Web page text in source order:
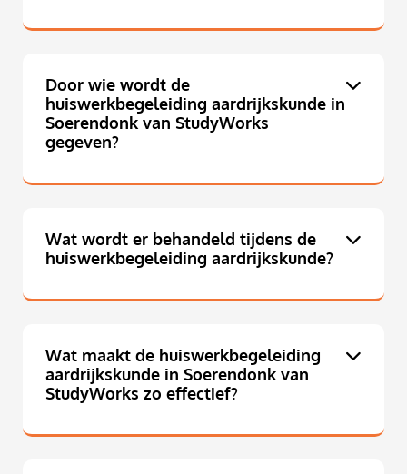
Door wie wordt de
huiswerkbegeleiding aardrijkskunde in
Soerendonk van StudyWorks
gegeven?
Wat wordt er behandeld tijdens de
huiswerkbegeleiding aardrijkskunde?
Wat maakt de huiswerkbegeleiding
aardrijkskunde in Soerendonk van
StudyWorks zo effectief?